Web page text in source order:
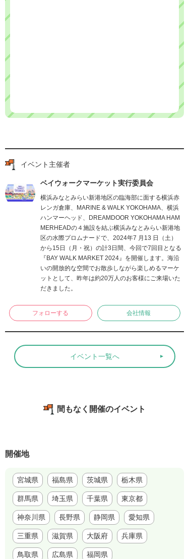
イベント主催者
ベイウォークマーケット実行委員会
横浜みなとみらい新港地区の臨海部に面する横浜赤
レンガ倉庫、MARINE & WALK YOKOHAMA、横浜
ハンマーヘッド、DREAMDOOR YOKOHAMA HAM
MERHEADの４施設を結ぶ横浜みなとみらい新港地
区の水際プロムナードで、2024年7 月13 日（土）
から15日（月・祝）の計3日間、今回で7回目となる
『BAY WALK MARKET 2024』を開催します。海沿
いの開放的な空間でお散歩しながら楽しめるマーケ
ットとして、昨年は約20万人のお客様にご来場いた
だきました。
フォローする 会社情報
イベント一覧へ
間もなく開催のイベント
開催地
宮城県 福島県 茨城県 栃木県
群馬県 埼玉県 千葉県 東京都
神奈川県 長野県 静岡県 愛知県
三重県 滋賀県 大阪府 兵庫県
鳥取県 広島県 福岡県